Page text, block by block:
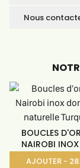
Nous
BOUCLES
NAIROBI
AJOUTER -